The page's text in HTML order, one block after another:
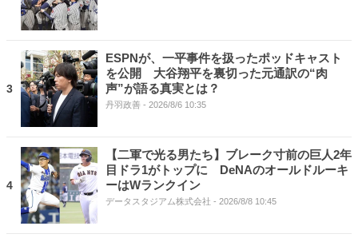
3
ESPNが、一平事件を扱ったポッドキャスト
を公開 大谷翔平を裏切った元通訳の“肉
声”が語る真実とは？
丹羽政善 - 2026/8/6 10:35
4
【二軍で光る男たち】ブレーク寸前の巨人2年
目ドラ1がトップに DeNAのオールドルーキ
ーはWランクイン
データスタジアム株式会社 - 2026/8/8 10:45